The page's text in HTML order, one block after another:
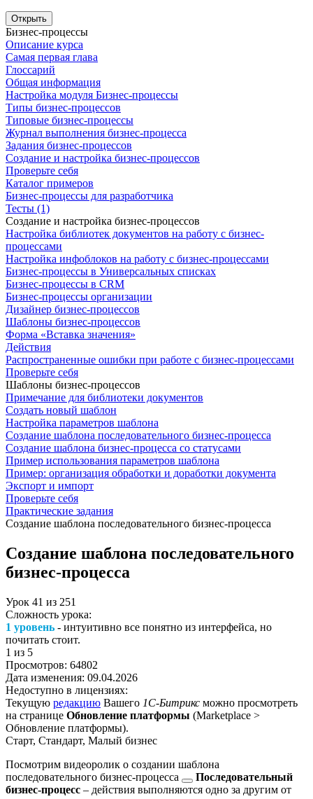
Открыть
Бизнес-процессы
Описание курса
Самая первая глава
Глоссарий
Общая информация
Настройка модуля Бизнес-процессы
Типы бизнес-процессов
Типовые бизнес-процессы
Журнал выполнения бизнес-процесса
Задания бизнес-процессов
Создание и настройка бизнес-процессов
Проверьте себя
Каталог примеров
Бизнес-процессы для разработчика
Тесты (1)
Создание и настройка бизнес-процессов
Настройка библиотек документов на работу с бизнес-
процессами
Настройка инфоблоков на работу с бизнес-процессами
Бизнес-процессы в Универсальных списках
Бизнес-процессы в CRM
Бизнес-процессы организации
Дизайнер бизнес-процессов
Шаблоны бизнес-процессов
Форма «Вставка значения»
Действия
Распространенные ошибки при работе с бизнес-процессами
Проверьте себя
Шаблоны бизнес-процессов
Примечание для библиотеки документов
Создать новый шаблон
Настройка параметров шаблона
Создание шаблона последовательного бизнес-процесса
Создание шаблона бизнес-процесса со статусами
Пример использования параметров шаблона
Пример: организация обработки и доработки документа
Экспорт и импорт
Проверьте себя
Практические задания
Создание шаблона последовательного бизнес-процесса
Создание шаблона последовательного
бизнес-процесса
Урок 41 из 251
Сложность урока:
1 уровень - интуитивно все понятно из интерфейса, но
почитать стоит.
1 из 5
Просмотров: 64802
Дата изменения: 09.04.2026
Недоступно в лицензиях:
Текущую редакцию Вашего 1С-Битрикс можно просмотреть
на странице Обновление платформы (Marketplace >
Обновление платформы).
Старт, Стандарт, Малый бизнес
Посмотрим видеоролик о создании шаблона
последовательного бизнес-процесса
Последовательный
бизнес-процесс – действия выполняются одно за другим от